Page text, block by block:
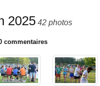
2025 42 photos
commentaires